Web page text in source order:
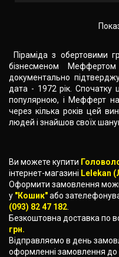
Піраміда з обертовими
бізнесменом
документально
дата - 1972 рік. Спочатку
популярною, і Мефферт
через кілька років цей
людей і знайшов своїх
Ви можете купити
інтернет-магазині Lelekan
Оформити замовлення
у "Кошик"або
(093) 82 47 182
Безкоштовна доставка по
грн.
Відправляємо в день
оформленні замовлення до